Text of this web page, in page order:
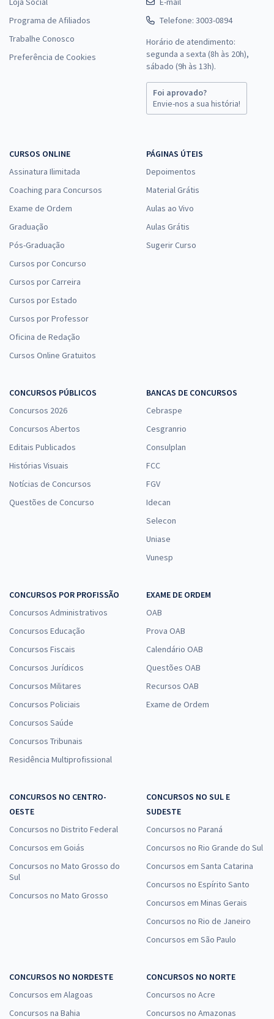
Programa de Afiliados
Trabalhe Conosco
Preferência de Cookies
Telefone: 3003-0894
Horário de atendimento:
segunda a sexta (8h às 20h),
sábado (9h às 13h).
Foi aprovado?
Envie-nos a sua história!
CURSOS ONLINE
Assinatura Ilimitada
Coaching para Concursos
Exame de Ordem
Graduação
Pós-Graduação
Cursos por Concurso
Cursos por Carreira
Cursos por Estado
Cursos por Professor
Oficina de Redação
Cursos Online Gratuitos
PÁGINAS ÚTEIS
Depoimentos
Material Grátis
Aulas ao Vivo
Aulas Grátis
Sugerir Curso
CONCURSOS PÚBLICOS
Concursos 2026
Concursos Abertos
Editais Publicados
Histórias Visuais
Notícias de Concursos
Questões de Concurso
BANCAS DE CONCURSOS
Cebraspe
Cesgranrio
Consulplan
FCC
FGV
Idecan
Selecon
Uniase
Vunesp
CONCURSOS POR PROFISSÃO
Concursos Administrativos
Concursos Educação
Concursos Fiscais
Concursos Jurídicos
Concursos Militares
Concursos Policiais
Concursos Saúde
Concursos Tribunais
Residência Multiprofissional
EXAME DE ORDEM
OAB
Prova OAB
Calendário OAB
Questões OAB
Recursos OAB
Exame de Ordem
CONCURSOS NO CENTRO-
OESTE
Concursos no Distrito Federal
Concursos em Goiás
Concursos no Mato Grosso do
Sul
Concursos no Mato Grosso
CONCURSOS NO SUL E
SUDESTE
Concursos no Paraná
Concursos no Rio Grande do Sul
Concursos em Santa Catarina
Concursos no Espírito Santo
Concursos em Minas Gerais
Concursos no Rio de Janeiro
Concursos em São Paulo
CONCURSOS NO NORDESTE
Concursos em Alagoas
Concursos na Bahia
CONCURSOS NO NORTE
Concursos no Acre
Concursos no Amazonas